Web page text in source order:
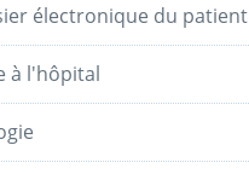
électronique du patient
à l'hôpital